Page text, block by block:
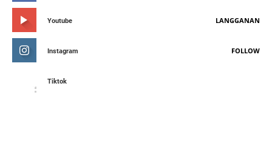
Youtube LANGGANAN
Instagram FOLLOW
Tiktok